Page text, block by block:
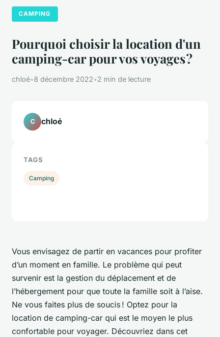
CAMPING
Pourquoi choisir la location d'un
camping-car pour vos voyages ?
chloé•8 décembre 2022•2 min de lecture
Vous envisagez de partir en vacances pour profiter
d’un moment en famille. Le problème qui peut
survenir est la gestion du déplacement et de
l’hébergement pour que toute la famille soit à l’aise.
Ne vous faites plus de soucis ! Optez pour la
location de camping-car qui est le moyen le plus
confortable pour voyager. Découvriez dans cet
C chloé
TAGS
Camping